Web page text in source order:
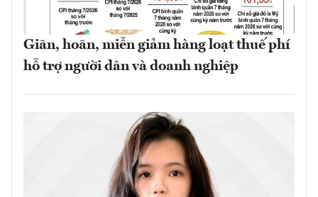
Giãn, hoãn, miễn giảm hàng loạt thuế phí
hỗ trợ người dân và doanh nghiệp